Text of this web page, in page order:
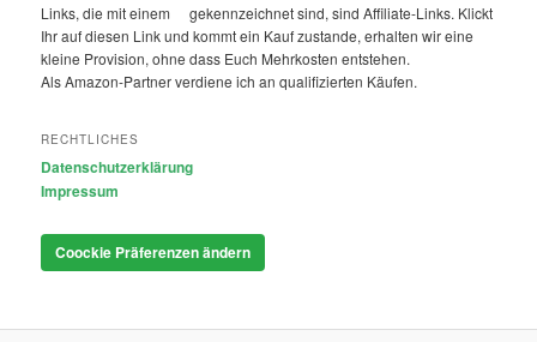
Links, die mit einem
gekennzeichnet sind, sind Affiliate-Links. Klickt
Ihr auf diesen Link und kommt ein Kauf zustande, erhalten wir eine
kleine Provision, ohne dass Euch Mehrkosten entstehen.
Als Amazon-Partner verdiene ich an qualifizierten Käufen.
RECHTLICHES
Datenschutzerklärung
Impressum
Coockie Präferenzen ändern